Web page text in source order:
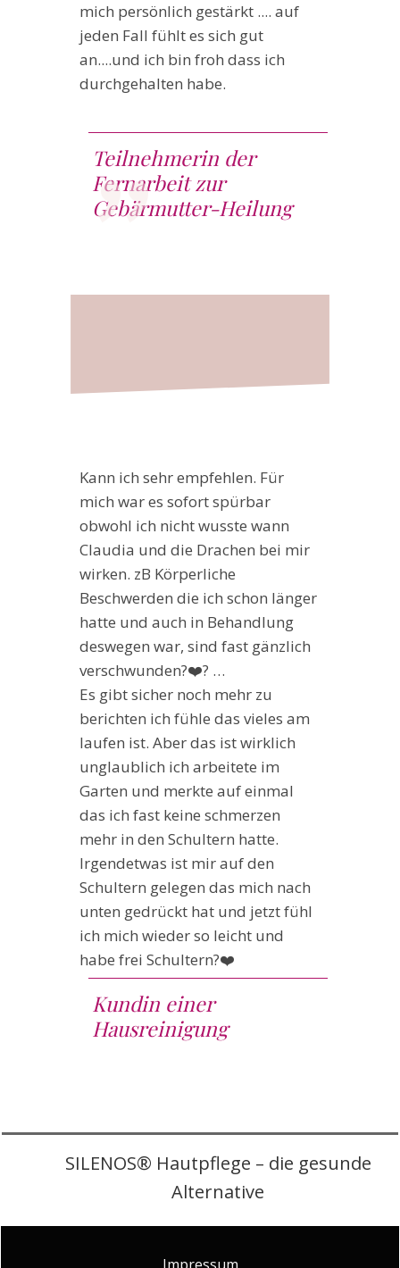
mich persönlich gestärkt .... auf
jeden Fall fühlt es sich gut
an....und ich bin froh dass ich
durchgehalten habe.
Teilnehmerin der
Fernarbeit zur
Gebärmutter-Heilung
"
Kann ich sehr empfehlen. Für
mich war es sofort spürbar
obwohl ich nicht wusste wann
Claudia und die Drachen bei mir
wirken. zB Körperliche
Beschwerden die ich schon länger
hatte und auch in Behandlung
deswegen war, sind fast gänzlich
verschwunden?❤️? …
Es gibt sicher noch mehr zu
berichten ich fühle das vieles am
laufen ist. Aber das ist wirklich
unglaublich ich arbeitete im
Garten und merkte auf einmal
das ich fast keine schmerzen
mehr in den Schultern hatte.
Irgendetwas ist mir auf den
Schultern gelegen das mich nach
unten gedrückt hat und jetzt fühl
ich mich wieder so leicht und
habe frei Schultern?❤️
Kundin einer
Hausreinigung
SILENOS® Hautpflege – die gesunde
Alternative
Impressum